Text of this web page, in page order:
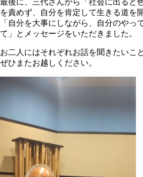
最後に、三代さんから「社会に出ると
を責めず、自分を肯定して生きる道を
「自分を大事にしながら、自分のやっ
て」とメッセージをいただきました。
お二人にはそれぞれお話を聞きたいこ
ぜひまたお越しください。